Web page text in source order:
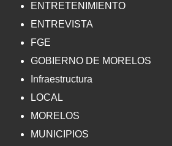
ENTRETENIMIENTO
ENTREVISTA
FGE
GOBIERNO DE MORELOS
Infraestructura
LOCAL
MORELOS
MUNICIPIOS